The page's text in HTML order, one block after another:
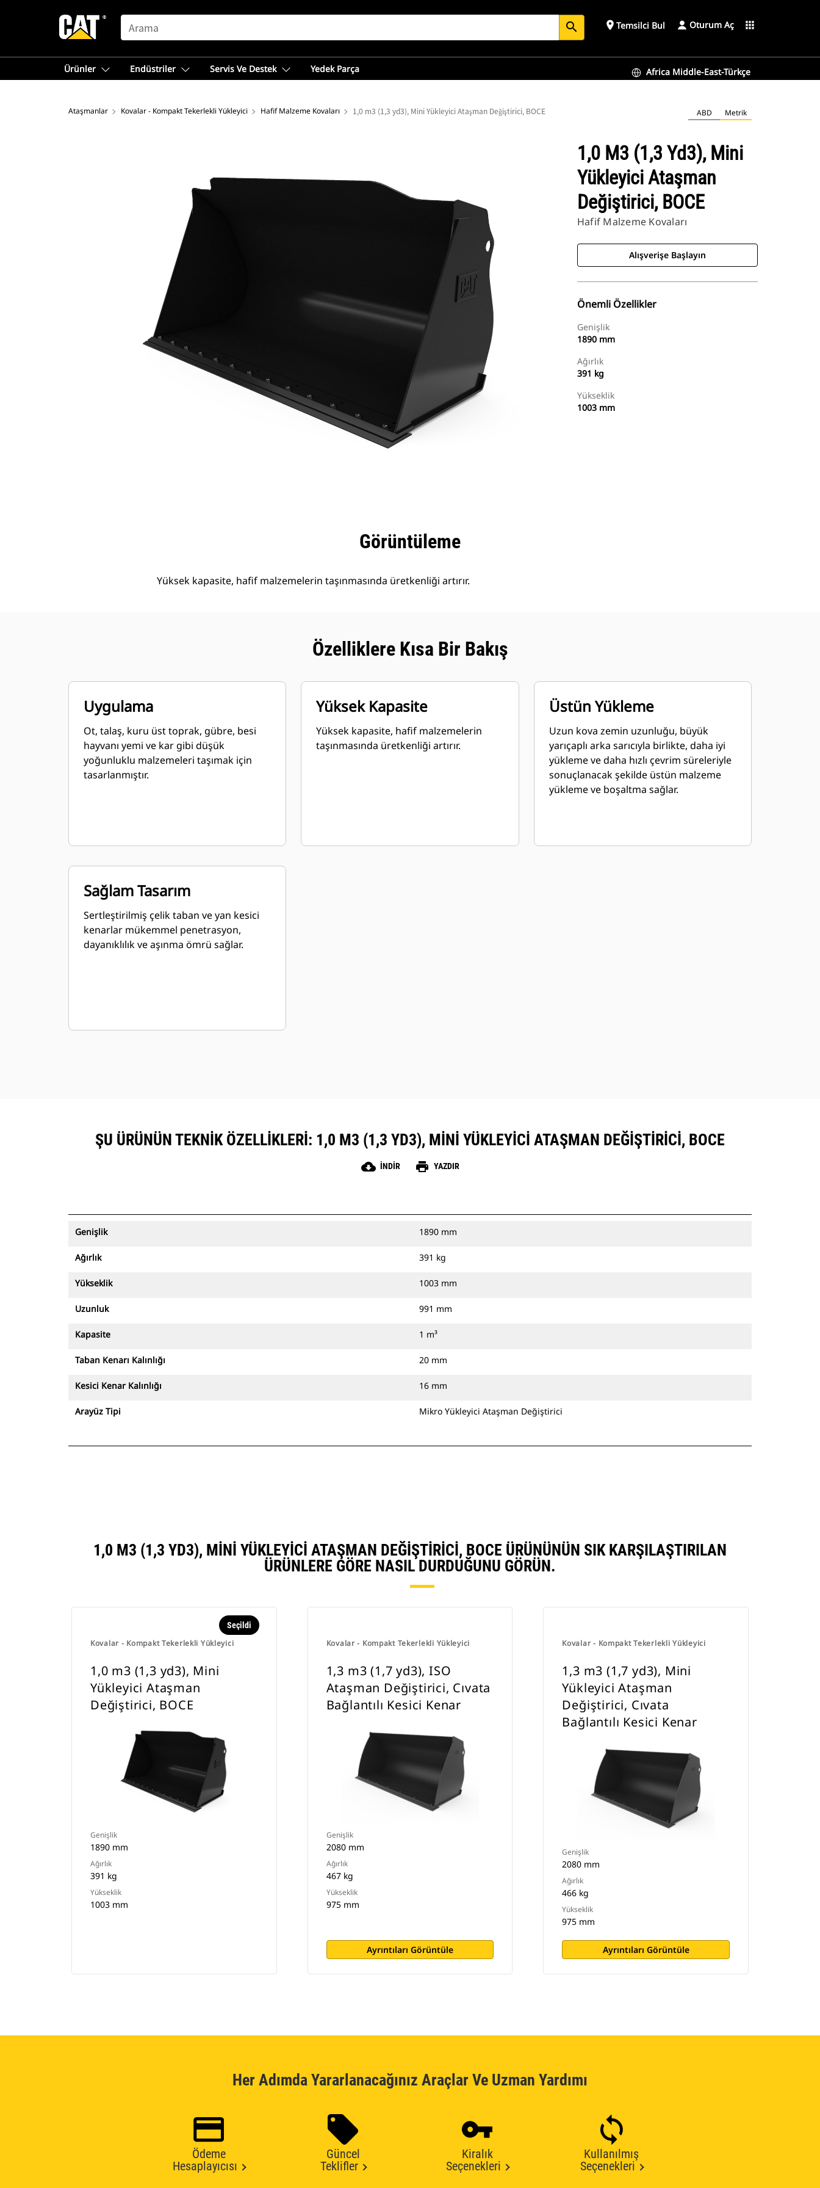
SEARCH search place Temsilci Bul Oturum Aç apps
Ürünler Endüstriler Servis Ve Destek Yedek Parça Africa Middle-East-Türkçe
Ataşmanlar Kovalar - Kompakt Tekerlekli Yükleyici Hafif Malzeme Kovaları 1,0 m3 (1,3 yd3), Mini Yükleyici Ataşman Değiştirici, BOCE ABD Metrik
1,0 M3 (1,3 Yd3), Mini
Yükleyici Ataşman
Değiştirici, BOCE
Hafif Malzeme Kovaları
Alışverişe Başlayın
Önemli Özellikler
Genişlik
1890 mm
Ağırlık
391 kg
Yükseklik
1003 mm
Görüntüleme
Yüksek kapasite, hafif malzemelerin taşınmasında üretkenliği artırır.
Özelliklere Kısa Bir Bakış
Uygulama
Ot, talaş, kuru üst toprak, gübre, besi
hayvanı yemi ve kar gibi düşük
yoğunluklu malzemeleri taşımak için
tasarlanmıştır.
Yüksek Kapasite
Yüksek kapasite, hafif malzemelerin
taşınmasında üretkenliği artırır.
Üstün Yükleme
Uzun kova zemin uzunluğu, büyük
yarıçaplı arka sarıcıyla birlikte, daha iyi
yükleme ve daha hızlı çevrim süreleriyle
sonuçlanacak şekilde üstün malzeme
yükleme ve boşaltma sağlar.
Sağlam Tasarım
Sertleştirilmiş çelik taban ve yan kesici
kenarlar mükemmel penetrasyon,
dayanıklılık ve aşınma ömrü sağlar.
ŞU ÜRÜNÜN TEKNIK ÖZELLIKLERI: 1,0 M3 (1,3 YD3), MINI YÜKLEYICI ATAŞMAN DEĞIŞTIRICI, BOCE
cloud_download İNDIR print YAZDIR
Genişlik 1890 mm
Ağırlık 391 kg
Yükseklik 1003 mm
Uzunluk 991 mm
Kapasite 1 m³
Taban Kenarı Kalınlığı 20 mm
Kesici Kenar Kalınlığı 16 mm
Arayüz Tipi Mikro Yükleyici Ataşman Değiştirici
1,0 M3 (1,3 YD3), MINI YÜKLEYICI ATAŞMAN DEĞIŞTIRICI, BOCE ÜRÜNÜNÜN SIK KARŞILAŞTIRILAN
ÜRÜNLERE GÖRE NASIL DURDUĞUNU GÖRÜN.
Kovalar - Kompakt Tekerlekli Yükleyici
Seçildi
1,0 m3 (1,3 yd3), Mini
Yükleyici Ataşman
Değiştirici, BOCE
Genişlik
1890 mm
Ağırlık
391 kg
Yükseklik
1003 mm
Kovalar - Kompakt Tekerlekli Yükleyici
1,3 m3 (1,7 yd3), ISO
Ataşman Değiştirici, Cıvata
Bağlantılı Kesici Kenar
Genişlik
2080 mm
Ağırlık
467 kg
Yükseklik
975 mm
Ayrıntıları Görüntüle
Kovalar - Kompakt Tekerlekli Yükleyici
1,3 m3 (1,7 yd3), Mini
Yükleyici Ataşman
Değiştirici, Cıvata
Bağlantılı Kesici Kenar
Genişlik
2080 mm
Ağırlık
466 kg
Yükseklik
975 mm
Ayrıntıları Görüntüle
Her Adımda Yararlanacağınız Araçlar Ve Uzman Yardımı
Ödeme
Hesaplayıcısı
Güncel
Teklifler
Kiralık
Seçenekleri
Kullanılmış
Seçenekleri